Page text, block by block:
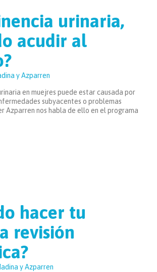
urinaria,
acudir al
y Azparren
en muejres puede estar causada por
subyacentes o problemas
Azparren nos habla de ello en el programa
hacer tu
revisión
y Azparren